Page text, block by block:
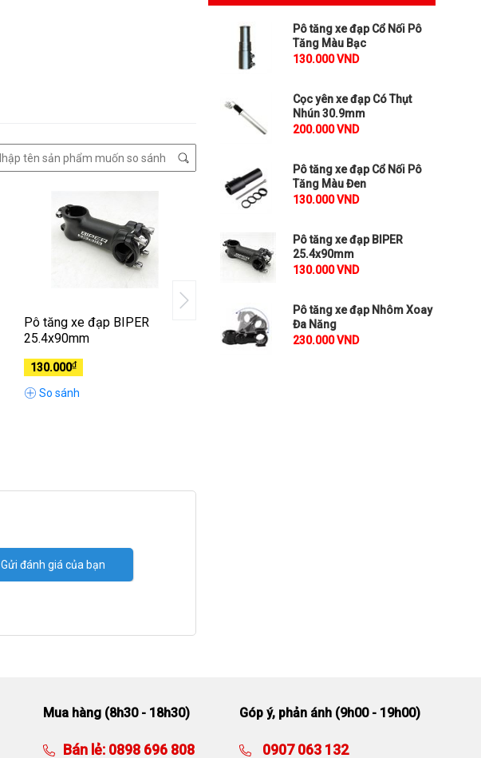
Pô tăng xe đạp BIPER
25.4x90mm
130.000₫
So sánh
Pô tăng xe đạp Nhôm Xoay
Đa Năng
Gửi đánh giá của bạn
Pô tăng xe đạp Cổ Nối Pô
Tăng Màu Bạc
130.000 VND
Cọc yên xe đạp Có Thụt
Nhún 30.9mm
200.000 VND
Pô tăng xe đạp Cổ Nối Pô
Tăng Màu Đen
130.000 VND
Pô tăng xe đạp BIPER
25.4x90mm
130.000 VND
Pô tăng xe đạp Nhôm Xoay
Đa Năng
230.000 VND
Mua hàng (8h30 - 18h30)
Bán lẻ: 0898 696 808
Góp ý, phản ánh (9h00 - 19h00)
0907 063 132